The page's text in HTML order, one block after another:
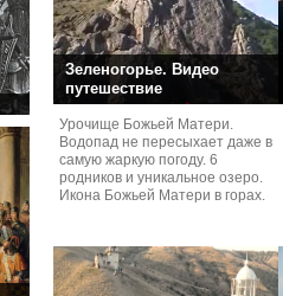
Зеленогорье. Видео
путешествие
Урочище Божьей Матери.
Водопад не пересыхает даже в
самую жаркую погоду. 6
родников и уникальное озеро.
Икона Божьей Матери в горах.